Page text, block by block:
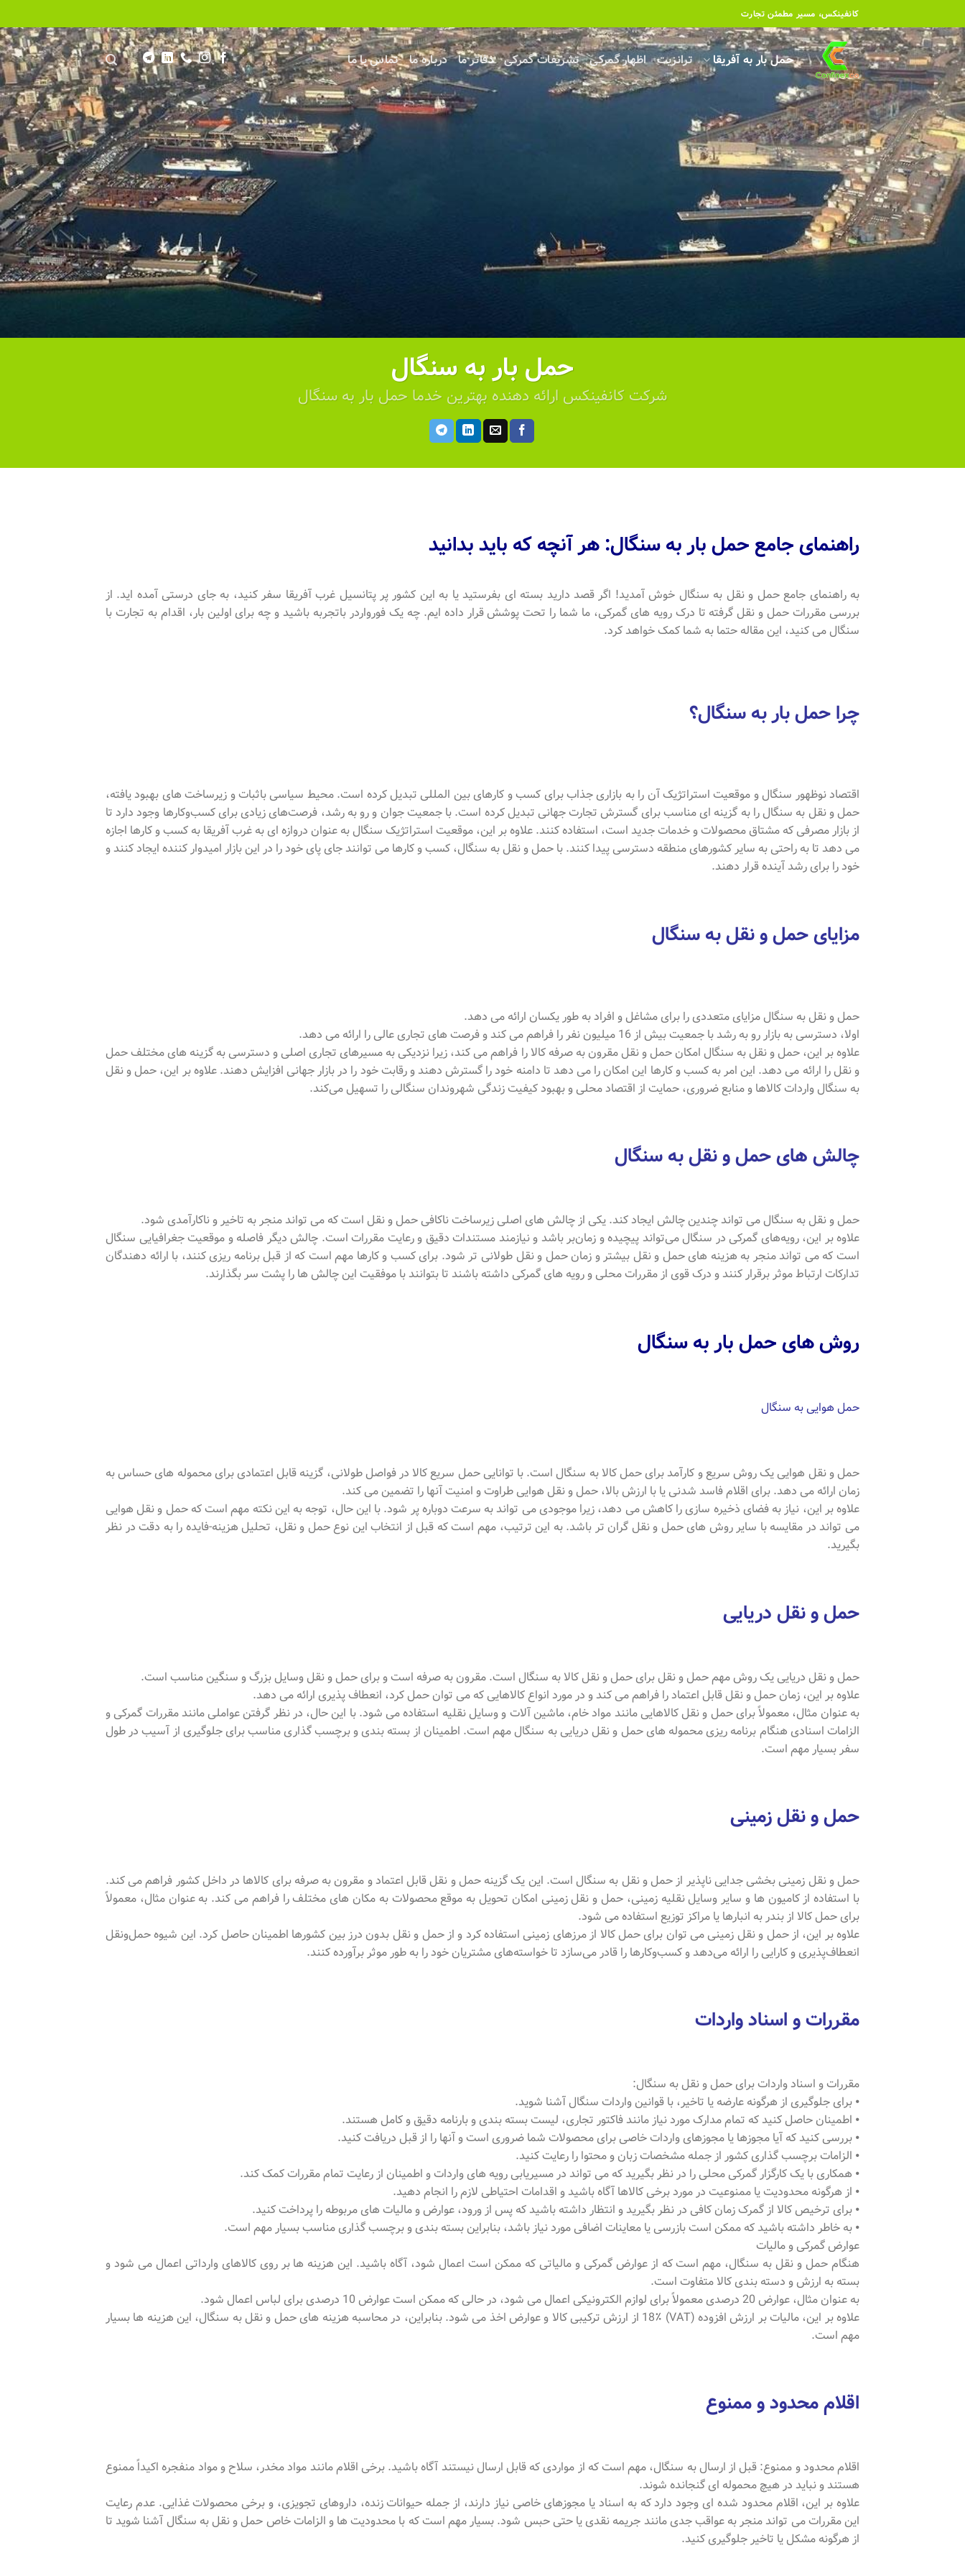
به
محتوا
کانفینکس، مسیر مطمئن تجارت
حمل بار به آفریقا ترانزیت اظهار گمرکی تشریفات گمرکی دفاتر ما درباره ما تماس با ما
حمل بار به سنگال
شرکت کانفینکس ارائه دهنده بهترین خدما حمل بار به سنگال
راهنمای جامع حمل بار به سنگال: هر آنچه که باید بدانید
به راهنمای جامع حمل و نقل به سنگال خوش آمدید! اگر قصد دارید بسته ای بفرستید یا به این کشور پر پتانسیل غرب آفریقا سفر کنید، به جای درستی آمده اید. از
بررسی مقررات حمل و نقل گرفته تا درک رویه های گمرکی، ما شما را تحت پوشش قرار داده ایم. چه یک فورواردر باتجربه باشید و چه برای اولین بار، اقدام به تجارت با
سنگال می کنید، این مقاله حتما به شما کمک خواهد کرد.
چرا حمل بار به سنگال؟
اقتصاد نوظهور سنگال و موقعیت استراتژیک آن را به بازاری جذاب برای کسب و کارهای بین المللی تبدیل کرده است. محیط سیاسی باثبات و زیرساخت های بهبود یافته،
حمل و نقل به سنگال را به گزینه ای مناسب برای گسترش تجارت جهانی تبدیل کرده است. با جمعیت جوان و رو به رشد، فرصت‌های زیادی برای کسب‌وکارها وجود دارد تا
از بازار مصرفی که مشتاق محصولات و خدمات جدید است، استفاده کنند. علاوه بر این، موقعیت استراتژیک سنگال به عنوان دروازه ای به غرب آفریقا به کسب و کارها اجازه
می دهد تا به راحتی به سایر کشورهای منطقه دسترسی پیدا کنند. با حمل و نقل به سنگال، کسب و کارها می توانند جای پای خود را در این بازار امیدوار کننده ایجاد کنند و
خود را برای رشد آینده قرار دهند.
مزایای حمل و نقل به سنگال
حمل و نقل به سنگال مزایای متعددی را برای مشاغل و افراد به طور یکسان ارائه می دهد.
اولا، دسترسی به بازار رو به رشد با جمعیت بیش از 16 میلیون نفر را فراهم می کند و فرصت های تجاری عالی را ارائه می دهد.
علاوه بر این، حمل و نقل به سنگال امکان حمل و نقل مقرون به صرفه کالا را فراهم می کند، زیرا نزدیکی به مسیرهای تجاری اصلی و دسترسی به گزینه های مختلف حمل
و نقل را ارائه می دهد. این امر به کسب و کارها این امکان را می دهد تا دامنه خود را گسترش دهند و رقابت خود را در بازار جهانی افزایش دهند. علاوه بر این، حمل و نقل
به سنگال واردات کالاها و منابع ضروری، حمایت از اقتصاد محلی و بهبود کیفیت زندگی شهروندان سنگالی را تسهیل می‌کند.
چالش های حمل و نقل به سنگال
حمل و نقل به سنگال می تواند چندین چالش ایجاد کند. یکی از چالش های اصلی زیرساخت ناکافی حمل و نقل است که می تواند منجر به تاخیر و ناکارآمدی شود.
علاوه بر این، رویه‌های گمرکی در سنگال می‌تواند پیچیده و زمان‌بر باشد و نیازمند مستندات دقیق و رعایت مقررات است. چالش دیگر فاصله و موقعیت جغرافیایی سنگال
است که می تواند منجر به هزینه های حمل و نقل بیشتر و زمان حمل و نقل طولانی تر شود. برای کسب و کارها مهم است که از قبل برنامه ریزی کنند، با ارائه دهندگان
تدارکات ارتباط موثر برقرار کنند و درک قوی از مقررات محلی و رویه های گمرکی داشته باشند تا بتوانند با موفقیت این چالش ها را پشت سر بگذارند.
روش های حمل بار به سنگال
حمل هوایی به سنگال
حمل و نقل هوایی یک روش سریع و کارآمد برای حمل کالا به سنگال است. با توانایی حمل سریع کالا در فواصل طولانی، گزینه قابل اعتمادی برای محموله های حساس به
زمان ارائه می دهد. برای اقلام فاسد شدنی یا با ارزش بالا، حمل و نقل هوایی طراوت و امنیت آنها را تضمین می کند.
علاوه بر این، نیاز به فضای ذخیره سازی را کاهش می دهد، زیرا موجودی می تواند به سرعت دوباره پر شود. با این حال، توجه به این نکته مهم است که حمل و نقل هوایی
می تواند در مقایسه با سایر روش های حمل و نقل گران تر باشد. به این ترتیب، مهم است که قبل از انتخاب این نوع حمل و نقل، تحلیل هزینه-فایده را به دقت در نظر
بگیرید.
حمل و نقل دریایی
حمل و نقل دریایی یک روش مهم حمل و نقل برای حمل و نقل کالا به سنگال است. مقرون به صرفه است و برای حمل و نقل وسایل بزرگ و سنگین مناسب است.
علاوه بر این، زمان حمل و نقل قابل اعتماد را فراهم می کند و در مورد انواع کالاهایی که می توان حمل کرد، انعطاف پذیری ارائه می دهد.
به عنوان مثال، معمولاً برای حمل و نقل کالاهایی مانند مواد خام، ماشین آلات و وسایل نقلیه استفاده می شود. با این حال، در نظر گرفتن عواملی مانند مقررات گمرکی و
الزامات اسنادی هنگام برنامه ریزی محموله های حمل و نقل دریایی به سنگال مهم است. اطمینان از بسته بندی و برچسب گذاری مناسب برای جلوگیری از آسیب در طول
سفر بسیار مهم است.
حمل و نقل زمینی
حمل و نقل زمینی بخشی جدایی ناپذیر از حمل و نقل به سنگال است. این یک گزینه حمل و نقل قابل اعتماد و مقرون به صرفه برای کالاها در داخل کشور فراهم می کند.
با استفاده از کامیون ها و سایر وسایل نقلیه زمینی، حمل و نقل زمینی امکان تحویل به موقع محصولات به مکان های مختلف را فراهم می کند. به عنوان مثال، معمولاً
برای حمل کالا از بندر به انبارها یا مراکز توزیع استفاده می شود.
علاوه بر این، از حمل و نقل زمینی می توان برای حمل کالا از مرزهای زمینی استفاده کرد و از حمل و نقل بدون درز بین کشورها اطمینان حاصل کرد. این شیوه حمل‌ونقل
انعطاف‌پذیری و کارایی را ارائه می‌دهد و کسب‌وکارها را قادر می‌سازد تا خواسته‌های مشتریان خود را به طور موثر برآورده کنند.
مقررات و اسناد واردات
مقررات و اسناد واردات برای حمل و نقل به سنگال:
⦁ برای جلوگیری از هرگونه عارضه یا تاخیر، با قوانین واردات سنگال آشنا شوید.
⦁ اطمینان حاصل کنید که تمام مدارک مورد نیاز مانند فاکتور تجاری، لیست بسته بندی و بارنامه دقیق و کامل هستند.
⦁ بررسی کنید که آیا مجوزها یا مجوزهای واردات خاصی برای محصولات شما ضروری است و آنها را از قبل دریافت کنید.
⦁ الزامات برچسب گذاری کشور از جمله مشخصات زبان و محتوا را رعایت کنید.
⦁ همکاری با یک کارگزار گمرکی محلی را در نظر بگیرید که می تواند در مسیریابی رویه های واردات و اطمینان از رعایت تمام مقررات کمک کند.
⦁ از هرگونه محدودیت یا ممنوعیت در مورد برخی کالاها آگاه باشید و اقدامات احتیاطی لازم را انجام دهید.
⦁ برای ترخیص کالا از گمرک زمان کافی در نظر بگیرید و انتظار داشته باشید که پس از ورود، عوارض و مالیات های مربوطه را پرداخت کنید.
⦁ به خاطر داشته باشید که ممکن است بازرسی یا معاینات اضافی مورد نیاز باشد، بنابراین بسته بندی و برچسب گذاری مناسب بسیار مهم است.
عوارض گمرکی و مالیات
هنگام حمل و نقل به سنگال، مهم است که از عوارض گمرکی و مالیاتی که ممکن است اعمال شود، آگاه باشید. این هزینه ها بر روی کالاهای وارداتی اعمال می شود و
بسته به ارزش و دسته بندی کالا متفاوت است.
به عنوان مثال، عوارض 20 درصدی معمولاً برای لوازم الکترونیکی اعمال می شود، در حالی که ممکن است عوارض 10 درصدی برای لباس اعمال شود.
علاوه بر این، مالیات بر ارزش افزوده (VAT) 18٪ از ارزش ترکیبی کالا و عوارض اخذ می شود. بنابراین، در محاسبه هزینه های حمل و نقل به سنگال، این هزینه ها بسیار
مهم است.
اقلام محدود و ممنوع
اقلام محدود و ممنوع: قبل از ارسال به سنگال، مهم است که از مواردی که قابل ارسال نیستند آگاه باشید. برخی اقلام مانند مواد مخدر، سلاح و مواد منفجره اکیداً ممنوع
هستند و نباید در هیچ محموله ای گنجانده شوند.
علاوه بر این، اقلام محدود شده ای وجود دارد که به اسناد یا مجوزهای خاصی نیاز دارند، از جمله حیوانات زنده، داروهای تجویزی، و برخی محصولات غذایی. عدم رعایت
این مقررات می تواند منجر به عواقب جدی مانند جریمه نقدی یا حتی حبس شود. بسیار مهم است که با محدودیت ها و الزامات خاص حمل و نقل به سنگال آشنا شوید تا
از هرگونه مشکل یا تاخیر جلوگیری کنید.